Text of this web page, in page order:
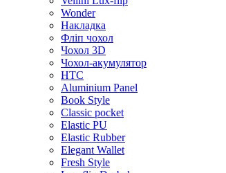
Wonder
Накладка
Фліп чохол
Чохол 3D
Чохол-акумулятор
HTC
Aluminium Panel
Book Style
Classic pocket
Elastic PU
Elastic Rubber
Elegant Wallet
Fresh Style